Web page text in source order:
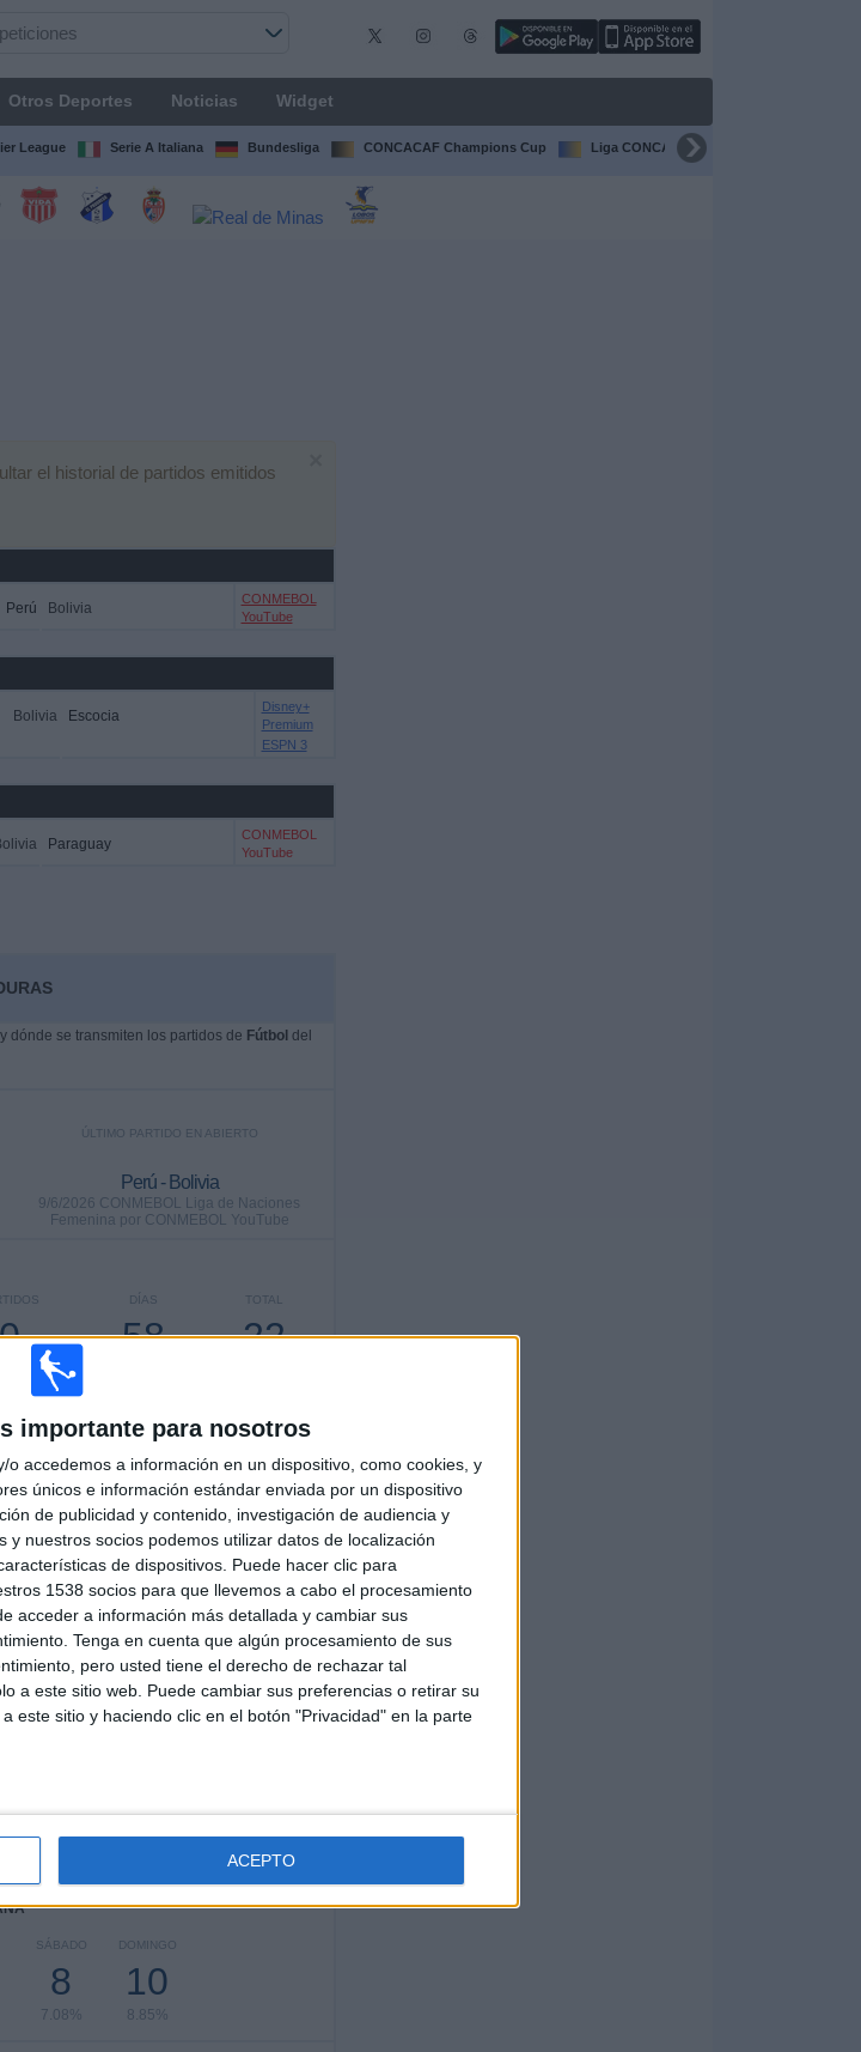
importante para nosotros
o accedemos a información en un dispositivo, como cookies, y
únicos e información estándar enviada por un dispositivo
de publicidad y contenido, investigación de audiencia y
y nuestros socios podemos utilizar datos de localización
de dispositivos. Puede hacer clic para
1538 socios para que llevemos a cabo el procesamiento
acceder a información más detallada y cambiar sus
Tenga en cuenta que algún procesamiento de sus
pero usted tiene el derecho de rechazar tal
a este sitio web. Puede cambiar sus preferencias o retirar su
este sitio y haciendo clic en el botón "Privacidad" en la parte
ACEPTO
Otros Deportes Noticias Widget
League Serie A Italiana Bundesliga CONCACAF Champions Cup Liga CONCACAF
el historial de partidos emitidos
Perú Bolivia
CONMEBOL
YouTube
Bolivia Escocia
Disney+
Premium
ESPN 3
Paraguay
CONMEBOL
YouTube
dónde se transmiten los partidos de Fútbol del
ÚLTIMO PARTIDO EN ABIERTO
Perú - Bolivia
9/6/2026 CONMEBOL Liga de Naciones
Femenina por CONMEBOL YouTube
TOTAL
22
DÍAS
58
TOTAL
20
RIVALES
15
VS Ecuador
TOTAL
10
COMPETICIONES
50 (44.25%)
SÁBADO
8
7.08%
DOMINGO
10
8.85%